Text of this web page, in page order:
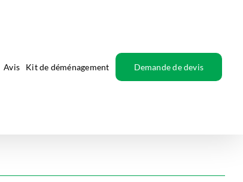
Avis Kit de déménagement Demande de devis